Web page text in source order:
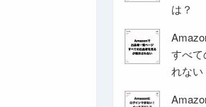
は？
すべて
れない